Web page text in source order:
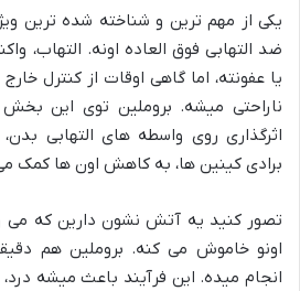
یکی از مهم ترین و شناخته شده ترین
ضد التهابی فوق العاده اونه.
یا عفونته، اما گاهی اوقات از کنترل
ناراحتی میشه. بروملین توی این
اثرگذاری روی واسطه های التهابی
برادی کینین ها، به کاهش اون ها کمک
تصور کنید یه آتش نشون دارین که
اونو خاموش می کنه. بروملین هم
انجام میده. این فرآیند باعث میشه